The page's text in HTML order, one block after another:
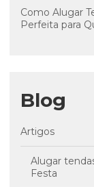
Como Alugar
Perfeita para
Blog
Artigos
Alugar
Festa